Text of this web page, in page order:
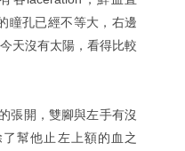
瞳孔已經不等大，右邊
天沒有太陽，看得比較
張開，雙腳與左手有沒
幫他止左上額的血之